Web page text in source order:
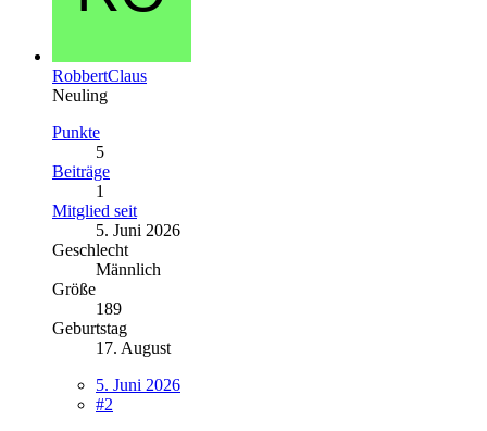
RobbertClaus
Neuling
Punkte
5
Beiträge
1
Mitglied seit
5. Juni 2026
Geschlecht
Männlich
Größe
189
Geburtstag
17. August
5. Juni 2026
#2